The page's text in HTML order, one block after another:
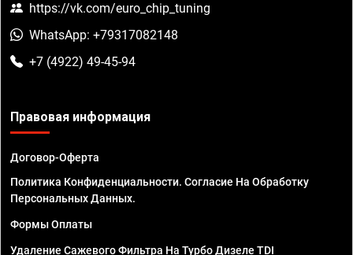
https://vk.com/euro_chip_tuning
WhatsApp: +79317082148
+7 (4922) 49-45-94
Правовая информация
Договор-Оферта
Политика Конфиденциальности. Согласие На Обработку
Персональных Данных.
Формы Оплаты
Удаление Сажевого Фильтра На Турбо Дизеле TDI